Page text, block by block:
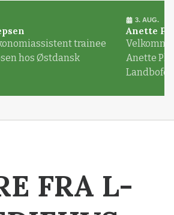
trainee
hos Østdansk
3. AUG.
Anette
Anette
FRA L-